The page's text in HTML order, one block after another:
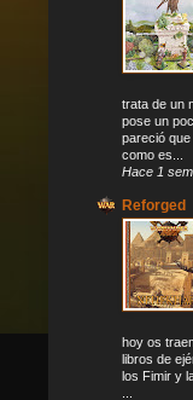
trata de un
pose un
pareció
como es...
Hace 1
Reforged
hoy os
libros de
los Fimir y